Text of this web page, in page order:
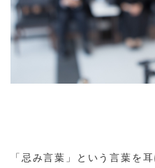
「忌み言葉」という言葉を